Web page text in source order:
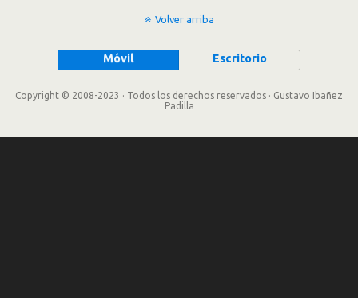
Volver arriba
Móvil Escritorio
Copyright © 2008-2023 · Todos los derechos reservados · Gustavo Ibañez
Padilla